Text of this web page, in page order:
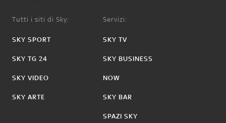
Tutti i siti di Sky:
SKY SPORT
SKY TG 24
SKY VIDEO
SKY ARTE
Servizi:
SKY TV
SKY BUSINESS
NOW
SKY BAR
SPAZI SKY